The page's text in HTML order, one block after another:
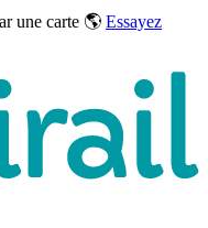
une carte 🌎 Essayez